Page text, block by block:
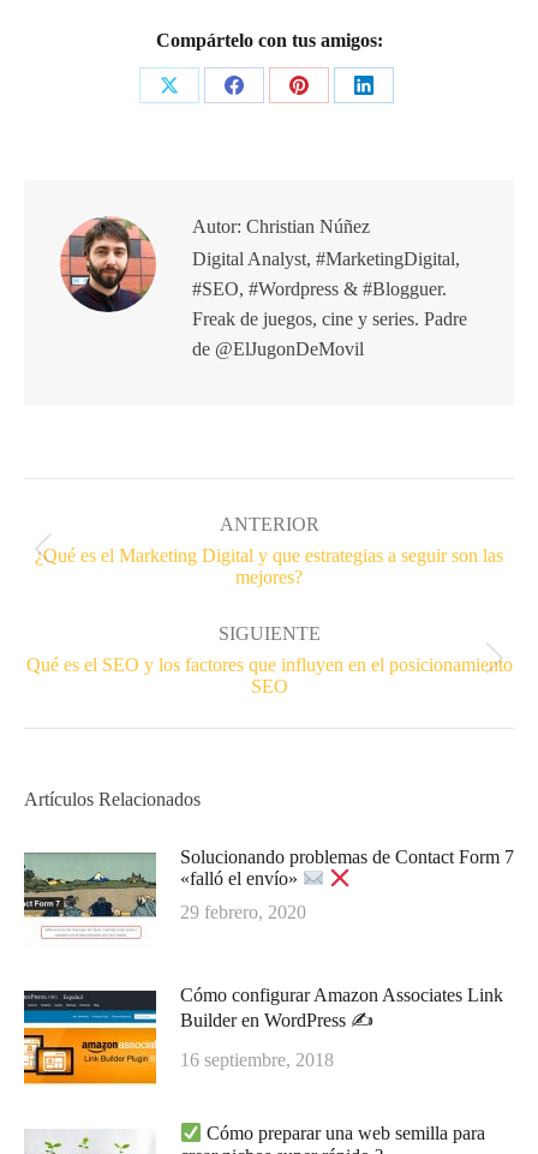
Compártelo con tus amigos:
Share
Share
Share
Share
Autor: Christian Núñez
Digital Analyst, #MarketingDigital,
#SEO, #Wordpress & #Blogguer.
Freak de juegos, cine y series. Padre
de @ElJugonDeMovil
publicaciones
ANTERIOR
Publicación
anterior:
¿Qué es el Marketing Digital y que estrategias a seguir son las
mejores?
SIGUIENTE
Publicación
siguiente:
Qué es el SEO y los factores que influyen en el posicionamiento
SEO
Artículos Relacionados
Solucionando problemas de Contact Form 7
«falló el envío»
29 febrero, 2020
Cómo configurar Amazon Associates Link
Builder en WordPress ✍
16 septiembre, 2018
Cómo preparar una web semilla para